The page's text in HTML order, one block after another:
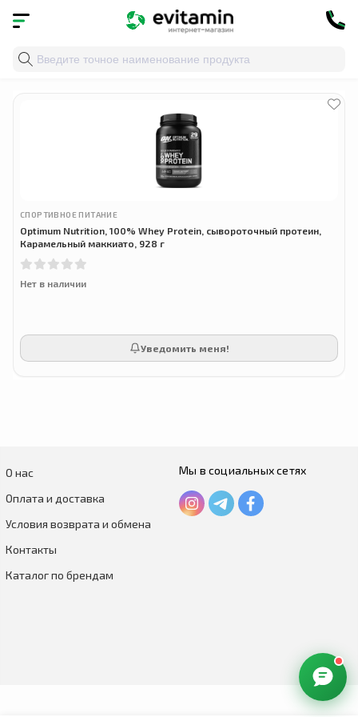
Главная » optimum nutrition
СПОРТИВНОЕ ПИТАНИЕ
Optimum Nutrition, 100% Whey Protein, сывороточный протеин,
Карамельный маккиато, 928 г
Нет в наличии
Уведомить меня!
О нас
Оплата и доставка
Условия возврата и обмена
Контакты
Каталог по брендам
Мы в социальных сетях